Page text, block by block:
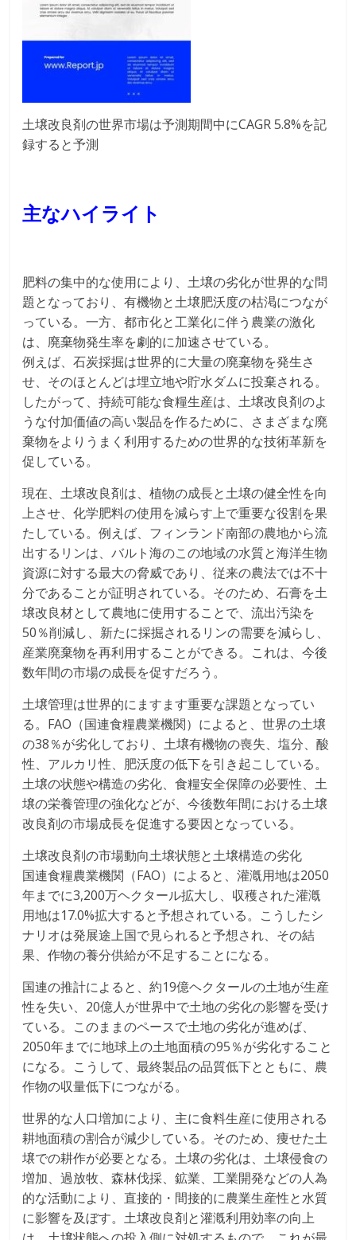
土壌改良剤の世界市場は予測期間中にCAGR 5.8%を記
録すると予測
主なハイライト
肥料の集中的な使用により、土壌の劣化が世界的な問
題となっており、有機物と土壌肥沃度の枯渇につなが
っている。一方、都市化と工業化に伴う農業の激化
は、廃棄物発生率を劇的に加速させている。
例えば、石炭採掘は世界的に大量の廃棄物を発生さ
せ、そのほとんどは埋立地や貯水ダムに投棄される。
したがって、持続可能な食糧生産は、土壌改良剤のよ
うな付加価値の高い製品を作るために、さまざまな廃
棄物をよりうまく利用するための世界的な技術革新を
促している。
現在、土壌改良剤は、植物の成長と土壌の健全性を向
上させ、化学肥料の使用を減らす上で重要な役割を果
たしている。例えば、フィンランド南部の農地から流
出するリンは、バルト海のこの地域の水質と海洋生物
資源に対する最大の脅威であり、従来の農法では不十
分であることが証明されている。そのため、石膏を土
壌改良材として農地に使用することで、流出汚染を
50％削減し、新たに採掘されるリンの需要を減らし、
産業廃棄物を再利用することができる。これは、今後
数年間の市場の成長を促すだろう。
土壌管理は世界的にますます重要な課題となってい
る。FAO（国連食糧農業機関）によると、世界の土壌
の38％が劣化しており、土壌有機物の喪失、塩分、酸
性、アルカリ性、肥沃度の低下を引き起こしている。
土壌の状態や構造の劣化、食糧安全保障の必要性、土
壌の栄養管理の強化などが、今後数年間における土壌
改良剤の市場成長を促進する要因となっている。
土壌改良剤の市場動向土壌状態と土壌構造の劣化
国連食糧農業機関（FAO）によると、灌漑用地は2050
年までに3,200万ヘクタール拡大し、収穫された灌漑
用地は17.0%拡大すると予想されている。こうしたシ
ナリオは発展途上国で見られると予想され、その結
果、作物の養分供給が不足することになる。
国連の推計によると、約19億ヘクタールの土地が生産
性を失い、20億人が世界中で土地の劣化の影響を受け
ている。このままのペースで土地の劣化が進めば、
2050年までに地球上の土地面積の95％が劣化すること
になる。こうして、最終製品の品質低下とともに、農
作物の収量低下につながる。
世界的な人口増加により、主に食料生産に使用される
耕地面積の割合が減少している。そのため、痩せた土
壌での耕作が必要となる。土壌の劣化は、土壌侵食の
増加、過放牧、森林伐採、鉱業、工業開発などの人為
的な活動により、直接的・間接的に農業生産性と水質
に影響を及ぼす。土壌改良剤と灌漑利用効率の向上